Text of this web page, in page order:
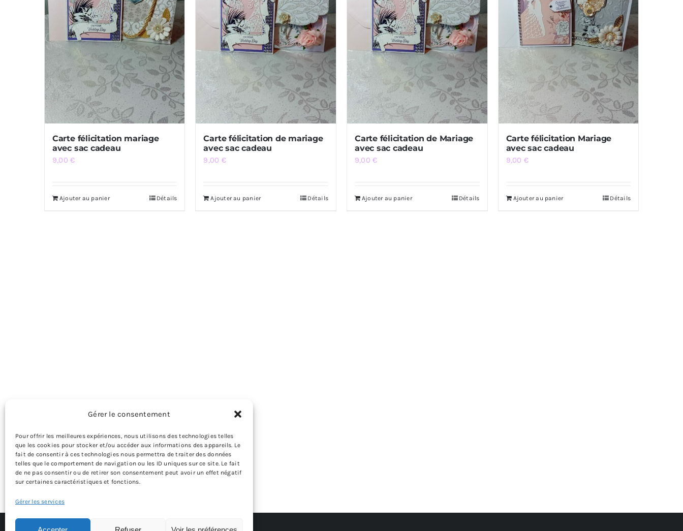
Gérer le consentement
Pour offrir les meilleures expériences, nous utilisons des technologies telles
que les cookies pour stocker et/ou accéder aux informations des appareils. Le
fait de consentir à ces technologies nous permettra de traiter des données
telles que le comportement de navigation ou les ID uniques sur ce site. Le fait
de ne pas consentir ou de retirer son consentement peut avoir un effet négatif
sur certaines caractéristiques et fonctions.
Gérer les services
Carte félicitation mariage
avec sac cadeau
9,00€
Ajouter au panier Détails
Carte félicitation de mariage
avec sac cadeau
9,00 €
Ajouter au panier Détails
Carte félicitation de Mariage
avec sac cadeau
9,00€
Ajouter au panier Détails
Carte félicitation Mariage
avec sac cadeau
9,00 €
Ajouter au panier Détails